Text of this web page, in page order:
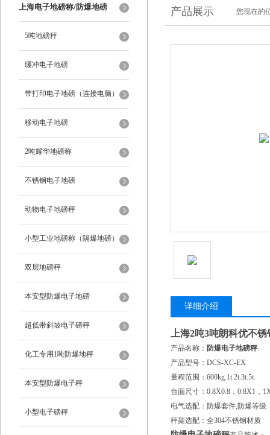
上海电子地磅称/防爆地磅
5吨地磅秤
缓冲电子地磅
带打印电子地磅（连接电脑）
移动电子地磅
2吨耀华地磅称
不锈钢电子地磅
动物电子地磅秤
小型工业地磅称（隔爆地磅）
双层地磅秤
本安型防爆电子地磅
超低带斜坡电子磅秤
化工专用1吨防爆地秤
本安型防爆电子秤
小型电子磅秤
产品展示 您现在的
详细介绍
上海2吨3吨朗科优不锈
产品名称： 防爆电子地磅秤
产品型号：DCS-XC-EX
量程范围：600kg.1t.2t.3t.5t.
台面尺寸：0.8X0.8，0.8X1，
电气选配：防爆套件,防爆等
秤架选配：全304不锈钢材质